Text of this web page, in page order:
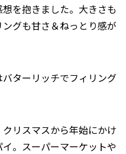
を抱きました。大きさも
グも甘さ＆ねっとり感が
ターリッチでフィリング
リスマスから年始にかけ
。スーパーマーケットや